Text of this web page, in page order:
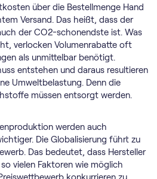
über die Bestellmenge Hand
Versand. Das heißt, dass der
der CO2-schonendste ist. Was
verlocken Volumenrabatte oft
als unmittelbar benötigt.
entstehen und daraus resultieren
Umweltbelastung. Denn die
müssen entsorgt werden.
werden auch
Die Globalisierung führt zu
Das bedeutet, dass Hersteller
vielen Faktoren wie möglich
konkurrieren zu